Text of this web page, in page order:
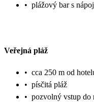
• plážový bar s
Veřejná pláž
• cca 250 m od
• písčitá pláž
• pozvolný vstup do